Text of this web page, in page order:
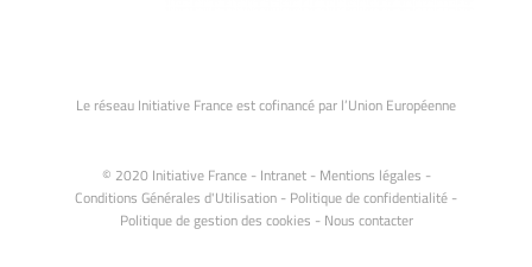
Le réseau Initiative France est cofinancé par l’Union Européenne
© 2020 Initiative France - Intranet- Mentions légales -
Conditions Générales d'Utilisation - Politique de confidentialité -
Politique de gestion des cookies - Nous contacter